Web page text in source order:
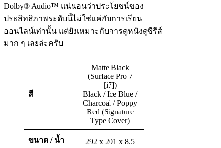
Dolby® Audio™ แน่นอนว่าประโยชน์ของ
ประสิทธิภาพระดับนี้ไม่ใช่แค่กับการเรียน
ออนไลน์เท่านั้น แต่ยังเหมาะกับการดูหนังดูซีรีส์
มาก ๆ เลยล่ะครับ
สี
Matte Black
(Surface Pro 7
[i7])
Black / Ice Blue /
Charcoal / Poppy
Red (Signature
Type Cover)
ขนาด / น้ำ
292 x 201 x 8.5